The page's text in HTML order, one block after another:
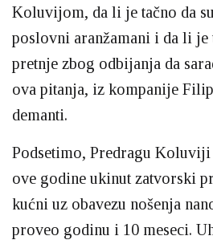
Koluvijom, da li je tačno da
poslovni aranžamani i da li je
pretnje zbog odbijanja da
ova pitanja, iz kompanije
demanti.
Podsetimo, Predragu Koluviji
ove godine ukinut zatvorski
kućni uz obavezu nošenja
proveo godinu i 10 meseci.